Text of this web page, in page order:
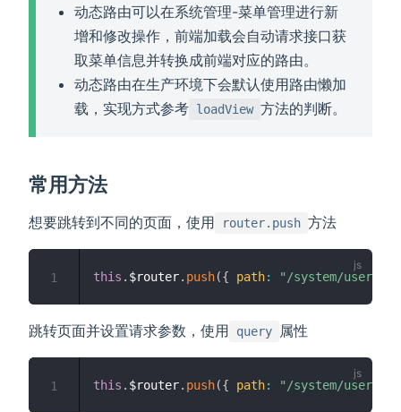
动态路由可以在系统管理-菜单管理进行新
增和修改操作，前端加载会自动请求接口获
取菜单信息并转换成前端对应的路由。
动态路由在生产环境下会默认使用路由懒加
载，实现方式参考 loadView 方法的判断。
常用方法
想要跳转到不同的页面，使用 router.push 方法
this . $router. push({ path: "/system/user"
1
跳转页面并设置请求参数，使用 query 属性
this . $router. push({ path: "/system/user"
1